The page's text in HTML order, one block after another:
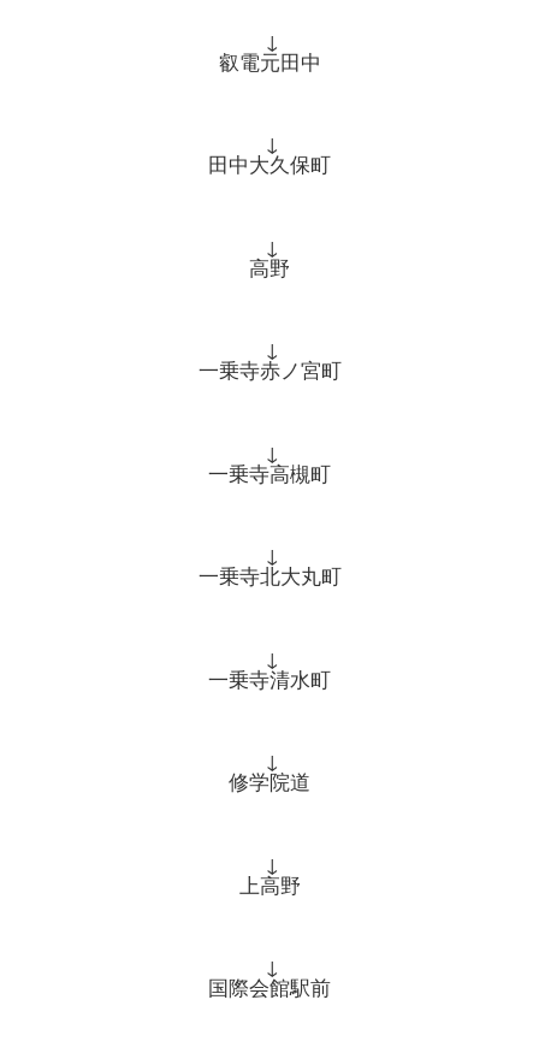
↓
叡電元田中
↓
田中大久保町
↓
高野
↓
一乗寺赤ノ宮町
↓
一乗寺高槻町
↓
一乗寺北大丸町
↓
一乗寺清水町
↓
修学院道
↓
上高野
↓
国際会館駅前